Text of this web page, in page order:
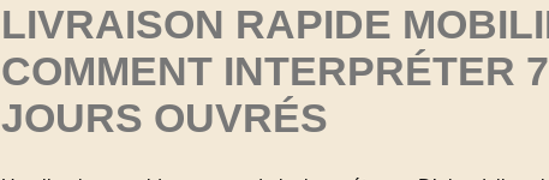
LIVRAISON RAPIDE
COMMENT INTERPRÉTER
JOURS OUVRÉS